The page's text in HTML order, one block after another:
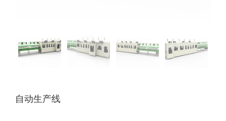
自动生产线